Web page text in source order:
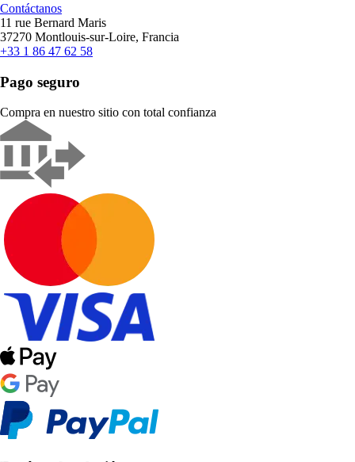
Contáctanos
11 rue Bernard Maris
37270 Montlouis-sur-Loire, Francia
+33 1 86 47 62 58
Pago seguro
Compra en nuestro sitio con total confianza